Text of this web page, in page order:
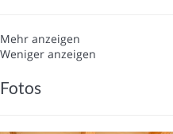
Mehr anzeigen
Weniger anzeigen
Fotos